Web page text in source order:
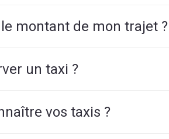
montant de mon trajet ?
un taxi ?
vos taxis ?